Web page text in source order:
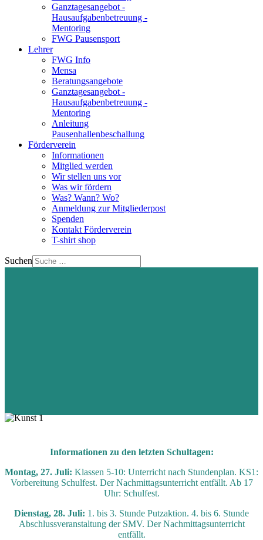
Ganztagesangebot -
Hausaufgabenbetreuung -
Mentoring
FWG Pausensport
Lehrer
FWG Info
Mensa
Beratungsangebote
Ganztagesangebot -
Hausaufgabenbetreuung -
Mentoring
Anleitung
Pausenhallenbeschallung
Förderverein
Informationen
Mitglied werden
Wir stellen uns vor
Was wir fördern
Was? Wann? Wo?
Anmeldung zur Mitgliederpost
Spenden
Kontakt Förderverein
T-shirt shop
Suchen
Informationen zu den letzten Schultagen:
Montag, 27. Juli: Klassen 5-10: Unterricht nach Stundenplan. KS1:
Vorbereitung Schulfest. Der Nachmittagsunterricht entfällt. Ab 17
Uhr: Schulfest.
Dienstag, 28. Juli: 1. bis 3. Stunde Putzaktion. 4. bis 6. Stunde
Abschlussveranstaltung der SMV. Der Nachmittagsunterricht
entfällt.